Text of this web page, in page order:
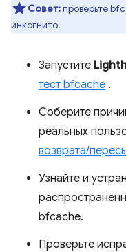
Совет:проверьте
инкогнито.
Запустите
тест bfcache .
Соберите
реальных
возврата/
Узнайте и
bfcache.
Проверьте